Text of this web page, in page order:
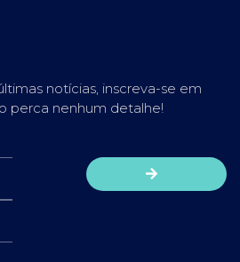
notícias, inscreva-se em
perca nenhum detalhe!